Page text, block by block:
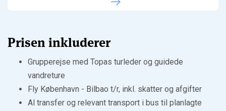
Prisen inkluderer
Grupperejse med Topas turleder og guidede
vandreture
Fly København - Bilbao t/r, inkl. skatter og afgifter
Al transfer og relevant transport i bus til planlagte